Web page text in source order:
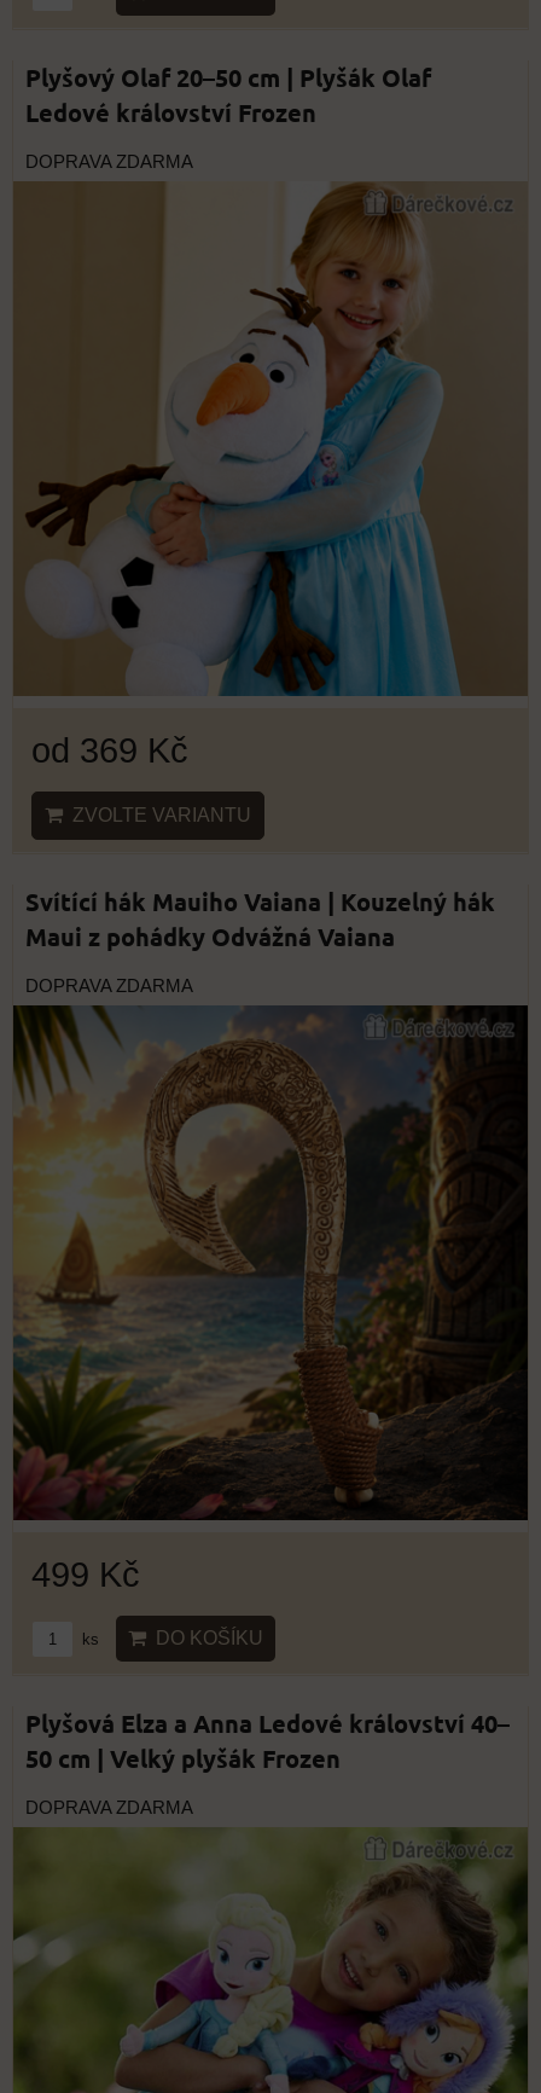
Plyšový Olaf 20–50 cm | Plyšák Olaf
Ledové království Frozen
DOPRAVA ZDARMA
od 369 Kč
ZVOLTE VARIANTU
Svítící hák Mauiho Vaiana | Kouzelný hák
Maui z pohádky Odvážná Vaiana
DOPRAVA ZDARMA
499 Kč
ks DO KOŠÍKU
Plyšová Elza a Anna Ledové království 40–
50 cm | Velký plyšák Frozen
DOPRAVA ZDARMA